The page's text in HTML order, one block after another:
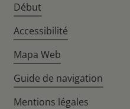
Début
Accessibilité
Mapa Web
Guide de navigation
Mentions légales